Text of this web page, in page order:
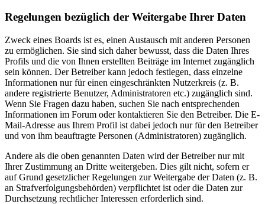
Regelungen bezüglich der Weitergabe Ihrer Daten
Zweck eines Boards ist es, einen Austausch mit anderen Personen
zu ermöglichen. Sie sind sich daher bewusst, dass die Daten Ihres
Profils und die von Ihnen erstellten Beiträge im Internet zugänglich
sein können. Der Betreiber kann jedoch festlegen, dass einzelne
Informationen nur für einen eingeschränkten Nutzerkreis (z. B.
andere registrierte Benutzer, Administratoren etc.) zugänglich sind.
Wenn Sie Fragen dazu haben, suchen Sie nach entsprechenden
Informationen im Forum oder kontaktieren Sie den Betreiber. Die E-
Mail-Adresse aus Ihrem Profil ist dabei jedoch nur für den Betreiber
und von ihm beauftragte Personen (Administratoren) zugänglich.
Andere als die oben genannten Daten wird der Betreiber nur mit
Ihrer Zustimmung an Dritte weitergeben. Dies gilt nicht, sofern er
auf Grund gesetzlicher Regelungen zur Weitergabe der Daten (z. B.
an Strafverfolgungsbehörden) verpflichtet ist oder die Daten zur
Durchsetzung rechtlicher Interessen erforderlich sind.